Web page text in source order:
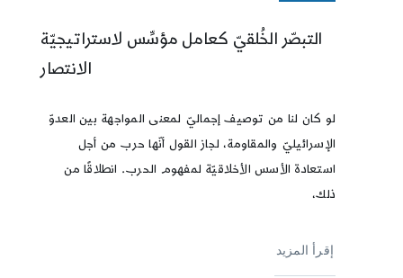
التبصّر الخُلقيّ كعامل مؤسِّس لاستراتيجيّة
الانتصار
لو كان لنا من توصيف إجماليّ لمعنى المواجهة بين العدوّ
الإسرائيليّ والمقاومة، لجاز القول أنّها حرب من أجل
استعادة الأسس الأخلاقيّة لمفهوم الحرب. انطلاقًا من
ذلك،
إقرأ المزيد